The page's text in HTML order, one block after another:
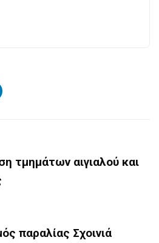
τμημάτων αιγιαλού και
παραλίας Σχοινιά